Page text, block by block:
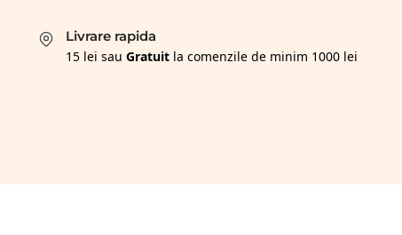
Livrare rapida
15 lei sau Gratuitla comenzile de minim 1000 lei